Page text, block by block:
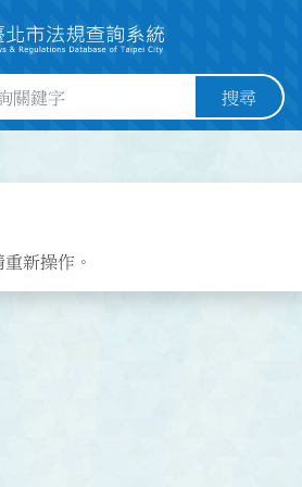
欄位 搜尋
新操作。